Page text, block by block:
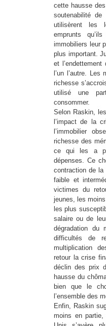
cette hausse
soutenabilité de
utilisèrent les
emprunts
immobiliers leur
plus important.
et
l’un l’autre.
richesse
utilisé une
consommer.
Selon Raskin,
l’impact de la
l’immobilier
richesse des
ce qui les a
dépenses. Ce
contraction de la
faible et
victimes du
jeunes, les
les plus
salaire ou de
dégradation du
difficultés de
multiplication
retour la crise
déclin des prix
hausse du
bien que le
l’ensemble des
Enfin, Raskin
moins en partie,